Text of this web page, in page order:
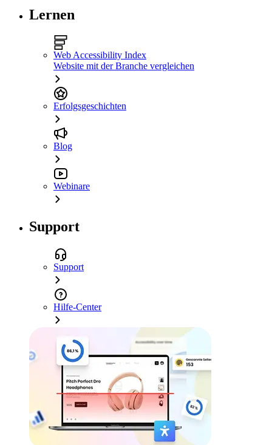
Lernen
Web Accessibility Index
Website mit der Branche vergleichen
Erfolgsgeschichten
Blog
Webinare
Support
Support
Hilfe-Center